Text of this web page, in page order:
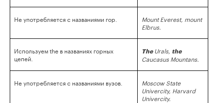
Не употребляется с названиями гор.
Mount Everest, mount
Elbrus.
Используем the в названиях горных
цепей.
TheUrals, the
Caucasus Mountans.
Не употребляется с названиями вузов.
Moscow State
Univercity, Harvard
Univercity.